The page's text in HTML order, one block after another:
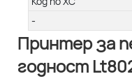
-
Принтер за
годност